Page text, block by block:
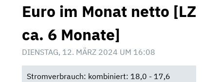
Euro im Monat netto [LZ
ca. 6 Monate]
DIENSTAG, 12. MÄRZ 2024 UM 16:08
Stromverbrauch: kombiniert: 18,0 - 17,6